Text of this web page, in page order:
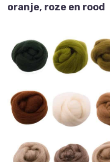
oranje, roze en rood